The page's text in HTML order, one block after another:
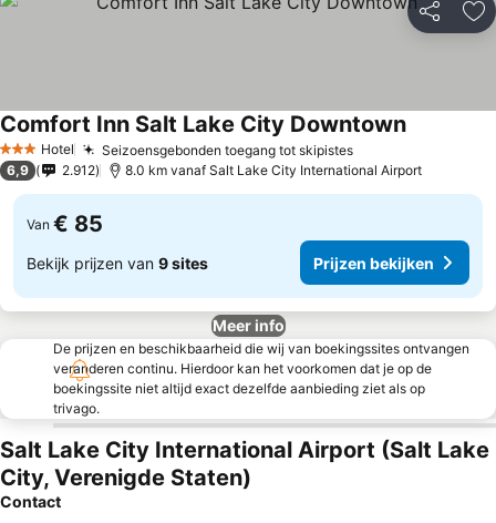
Delen
3 SterrenHotel Seizoensgebonden toegang tot skipistesPrijzen bekijken
Comfort Inn Salt Lake City DowntownPrijzen
6,9 2.912 8.0 km vanaf Salt Lake City International Airport
Van € 85
Bekijk prijzen van 9 sites Prijzen bekijken
Meer info
De prijzen en beschikbaarheid die wij van boekingssites ontvangen
veranderen continu. Hierdoor kan het voorkomen dat je op de
boekingssite niet altijd exact dezelfde aanbieding ziet als op
trivago.
Salt Lake City International Airport (Salt Lake
City, Verenigde Staten)
Contact